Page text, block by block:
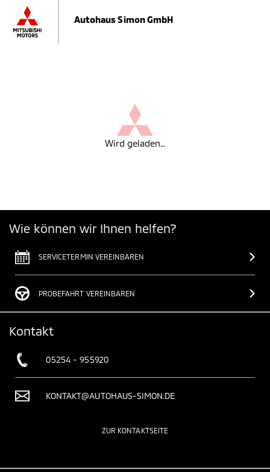
Autohaus Simon GmbH
Wird geladen…
Wie können wir Ihnen helfen?
SERVICETERMIN VEREINBAREN
PROBEFAHRT VEREINBAREN
Kontakt
05254 - 955920
KONTAKT@AUTOHAUS-SIMON.DE
ZUR KONTAKTSEITE